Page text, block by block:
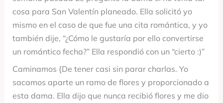
cosa para San Valentín planeado. Ella solicitó yo
mismo en el caso de que fue una cita romántica, y yo
también dije, “¿Cómo le gustaría por ello convertirse
un romántico fecha?” Ella respondió con un “cierto :)”
Caminamos {De tener casi sin parar charlas. Yo
sacamos aparte un ramo de flores y proporcionado a
esta dama. Ella dijo que nunca recibió flores y me dio